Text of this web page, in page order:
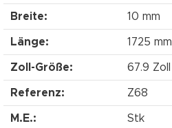
Breite: 10 mm
Länge: 1725 mm
Zoll-Größe: 67.9 Zoll
Referenz: Z68
M.E.: Stk